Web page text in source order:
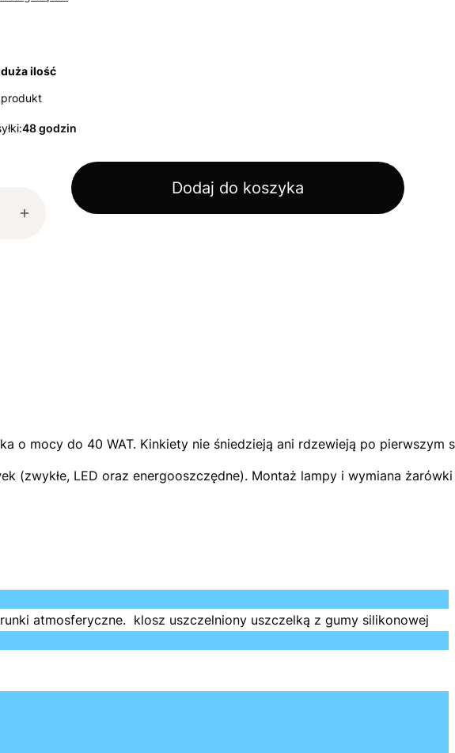
duża ilość
48 godzin
Dodaj do koszyka
o mocy do 40 WAT. Kinkiety nie śniedzieją ani rdzewieją po
LED oraz energooszczędne). Montaż lampy i wymiana
atmosferyczne. klosz uszczelniony uszczelką z gumy silikonowej